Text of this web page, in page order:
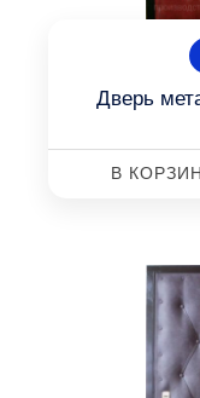
Дверь
В